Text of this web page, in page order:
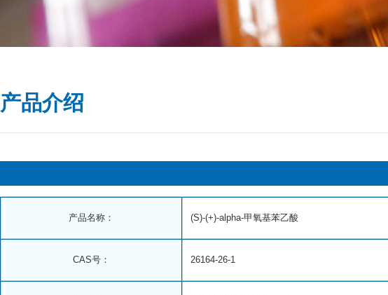
产品介绍
产品名称： (S)-(+)-alpha-甲氧基苯乙酸
CAS号： 26164-26-1